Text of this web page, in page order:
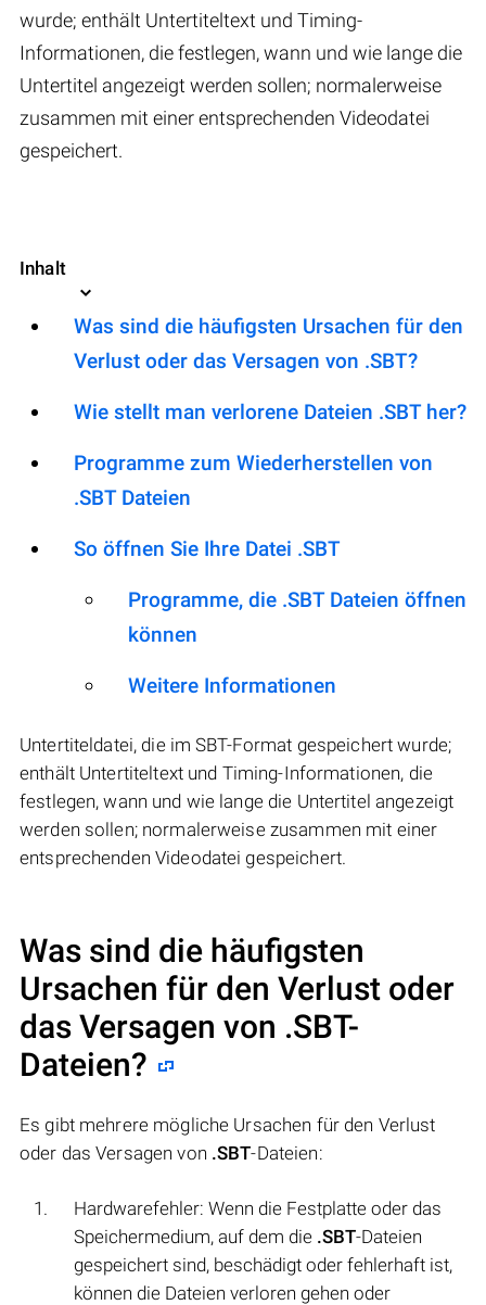
wurde; enthält Untertiteltext und Timing-
Informationen, die festlegen, wann und wie lange die
Untertitel angezeigt werden sollen; normalerweise
zusammen mit einer entsprechenden Videodatei
gespeichert.
Inhalt
Was sind die häufigsten Ursachen für den
Verlust oder das Versagen von .SBT?
Wie stellt man verlorene Dateien .SBT her?
Programme zum Wiederherstellen von
.SBT Dateien
So öffnen Sie Ihre Datei .SBT
Programme, die .SBT Dateien öffnen
können
Weitere Informationen
Untertiteldatei, die im SBT-Format gespeichert wurde;
enthält Untertiteltext und Timing-Informationen, die
festlegen, wann und wie lange die Untertitel angezeigt
werden sollen; normalerweise zusammen mit einer
entsprechenden Videodatei gespeichert.
Was sind die häufigsten
Ursachen für den Verlust oder
das Versagen von .SBT-
Dateien?
Es gibt mehrere mögliche Ursachen für den Verlust
oder das Versagen von .SBT-Dateien:
Hardwarefehler: Wenn die Festplatte oder das
Speichermedium, auf dem die .SBT-Dateien
gespeichert sind, beschädigt oder fehlerhaft ist,
können die Dateien verloren gehen oder